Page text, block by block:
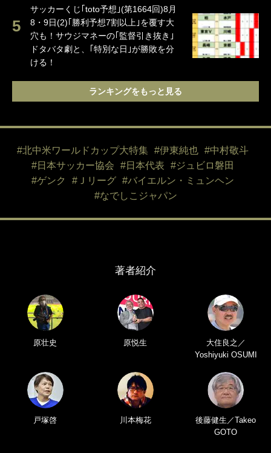
サッカーくじ｢toto予想｣(第1664回)8月
8・9日(2)｢勝利予想7割以上｣を覆す大
穴も！サウジマネーの｢監督引き抜き｣
ドタバタ劇と、｢特別な日｣が勝敗を分
ける！
ランキングをもっと見る
#北中米ワールドカップ大特集 #伊東純也
#中村敬斗
#日本サッカー協会
#日本代表
#ジュビロ磐田
#ゲンク
#Ｊリーグ
#バイエルン・ミュンヘン
#なでしこジャパン
著者紹介
原壮史 原悦生
大住良之／
Yoshiyuki OSUMI
戸塚啓 川本梅花
後藤健生／Takeo
GOTO